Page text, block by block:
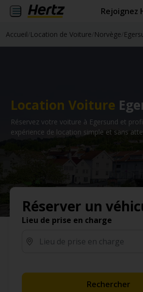
Rejoignez
Accueil Location de Voiture Norvège
Location Voiture
Réservez votre voiture à Egersund et
expérience de location simple et sans
Réserver un
Lieu de prise en charge
Rechercher